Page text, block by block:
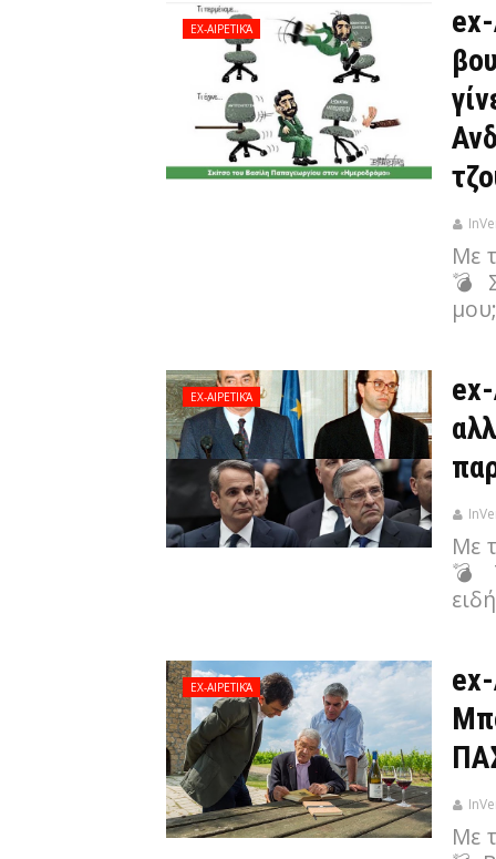
EX-ΑΙΡΕΤΙΚΆ
Με
💣
EX-ΑΙΡΕΤΙΚΆ
Με
💣
EX-ΑΙΡΕΤΙΚΆ
Με